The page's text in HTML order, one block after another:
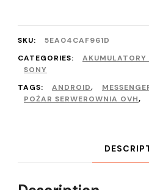
SKU:
5EA04CAF961D
CATEGORIES:
AKUMULATORY
SONY
TAGS:
ANDROID,
POŻAR SERWEROWNIA OVH,